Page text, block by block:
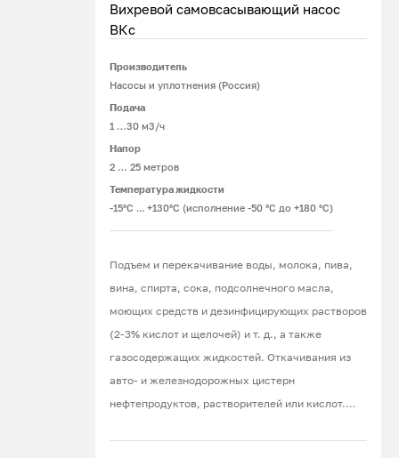
Вихревой самовсасывающий насос
ВКс
Производитель
Насосы и уплотнения (Россия)
Подача
1 …30 м3/ч
Напор
2 … 25 метров
Температура жидкости
-15°С ... +130°С (исполнение -50 °С до +180 °С)
Подъем и перекачивание воды, молока, пива,
вина, спирта, сока, подсолнечного масла,
моющих средств и дезинфицирующих растворов
(2-3% кислот и щелочей) и т. д., а также
газосодержащих жидкостей. Откачивания из
авто- и железнодорожных цистерн
нефтепродуктов, растворителей или кислот.